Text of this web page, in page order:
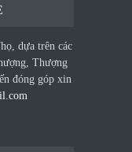
dựa trên các
Thượng
đóng góp xin